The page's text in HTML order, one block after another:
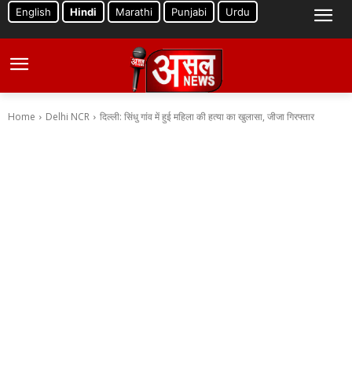
English Hindi Marathi Punjabi Urdu
Home Delhi NCR दिल्ली: सिंधु गांव में हुई महिला की हत्या का खुलासा, जीजा गिरफ्तार